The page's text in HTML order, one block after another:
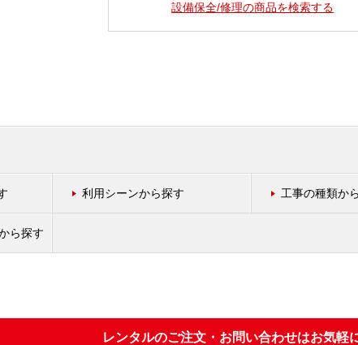
設備保全/修理の商品を検索する
利用シーンから探す 工事の種類か
ら探す
レンタルのご注文・お問い合わせはお気軽